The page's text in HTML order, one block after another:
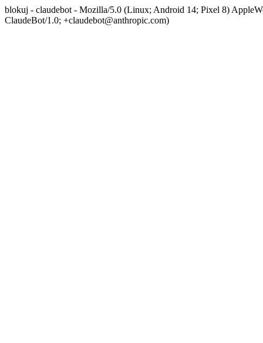
blokuj - claudebot - Mozilla/5.0 (Linux; Android 14; Pixel 8)
ClaudeBot/1.0; +claudebot@anthropic.com)